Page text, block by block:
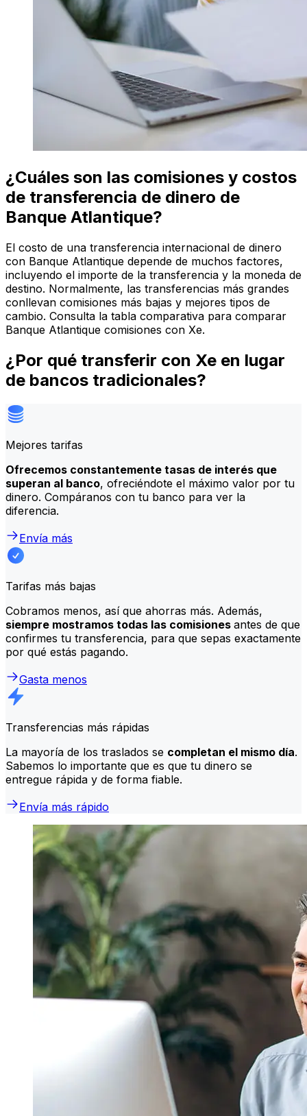
¿Cuáles son las comisiones y costos
de transferencia de dinero de
Banque Atlantique?
El costo de una transferencia internacional de dinero
con Banque Atlantique depende de muchos factores,
incluyendo el importe de la transferencia y la moneda de
destino. Normalmente, las transferencias más grandes
conllevan comisiones más bajas y mejores tipos de
cambio. Consulta la tabla comparativa para comparar
Banque Atlantique comisiones con Xe.
¿Por qué transferir con Xe en lugar
de bancos tradicionales?
Mejores tarifas
Ofrecemos constantemente tasas de interés que
superan al banco, ofreciéndote el máximo valor por tu
dinero. Compáranos con tu banco para ver la
diferencia.
Envía más
Tarifas más bajas
Cobramos menos, así que ahorras más. Además,
siempre mostramos todas las comisiones antes de que
confirmes tu transferencia, para que sepas exactamente
por qué estás pagando.
Gasta menos
Transferencias más rápidas
La mayoría de los traslados se completan el mismo día.
Sabemos lo importante que es que tu dinero se
entregue rápida y de forma fiable.
Envía más rápido